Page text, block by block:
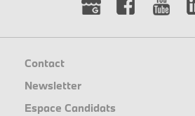
Contact
Newsletter
Espace Candidats